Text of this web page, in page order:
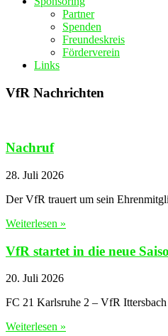
Partner
Spenden
Freundeskreis
Förderverein
Links
VfR Nachrichten
Nachruf
28. Juli 2026
Der VfR trauert um sein
Weiterlesen »
VfR startet in die neue
20. Juli 2026
FC 21 Karlsruhe 2 – VfR
Weiterlesen »